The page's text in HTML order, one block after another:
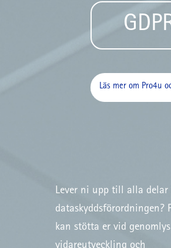
Läs mer om Pro4u
Lever ni upp till alla delar
dataskyddsförordningen?
kan stötta er vid